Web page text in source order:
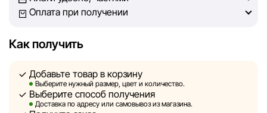
решение о покупке.
не может гарантировать абсолютную точность всех
технических ошибок или сбоев. Мы также не отвечаем
за содержание и актуальность информации на
сторонних ресурсах, ссылки на которые могут быть
Оплата при получении
Как получить
Добавьте товар в корзину
Выберите нужный размер, цвет и количество.
Выберите способ получения
Доставка по адресу или самовывоз из магазина.